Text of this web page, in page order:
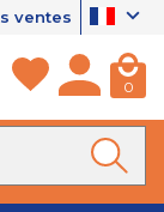
ventes
0